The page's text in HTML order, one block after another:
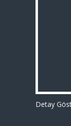
Detay